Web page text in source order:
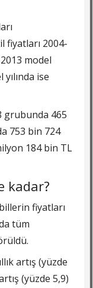
fiyatları 2004-
model
ise
grubunda 465
753 bin 724
184 bin TL
kadar?
fiyatları
tüm
artış (yüzde
(yüzde 5,9)